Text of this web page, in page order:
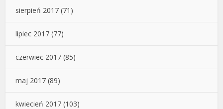
sierpień 2017 (71)
lipiec 2017 (77)
czerwiec 2017 (85)
maj 2017 (89)
kwiecień 2017 (103)